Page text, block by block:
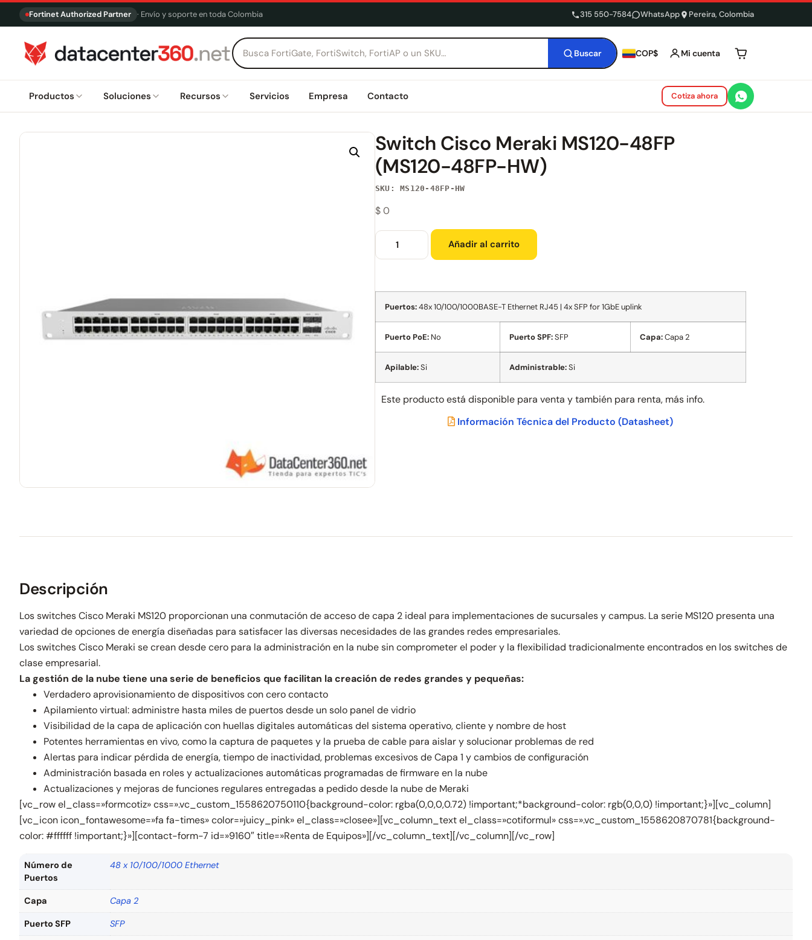
Fortinet Authorized Partner · Envío y soporte en toda Colombia 315 550-7584 WhatsApp Pereira, Colombia
Buscar COP$ Mi cuenta Tu carrito está
Productos Soluciones Recursos Servicios Empresa Contacto Cotiza ahora
Switch Cisco Meraki MS120-48FP
(MS120-48FP-HW)
SKU: MS120-48FP-HW
$0
Añadir al carrito
Puertos:48x 10/100/1000BASE-T Ethernet RJ45 | 4x SFP for 1GbE uplink
Puerto PoE:No Puerto SPF:SFP Capa:Capa 2
Apilable:Si Administrable:Si
Este producto está disponible para venta y también para renta, más info.
Información Técnica del Producto(Datasheet)
Descripción
Los switches Cisco Meraki MS120 proporcionan una conmutación de acceso de capa 2 ideal para implementaciones de sucursales y campus. La serie MS120 presenta una
variedad de opciones de energía diseñadas para satisfacer las diversas necesidades de las grandes redes empresariales.
Los switches Cisco Meraki se crean desde cero para la administración en la nube sin comprometer el poder y la flexibilidad tradicionalmente encontrados en los switches de
clase empresarial.
La gestión de la nube tiene una serie de beneficios que facilitan la creación de redes grandes y pequeñas:
Verdadero aprovisionamiento de dispositivos con cero contacto
Apilamiento virtual: administre hasta miles de puertos desde un solo panel de vidrio
Visibilidad de la capa de aplicación con huellas digitales automáticas del sistema operativo, cliente y nombre de host
Potentes herramientas en vivo, como la captura de paquetes y la prueba de cable para aislar y solucionar problemas de red
Alertas para indicar pérdida de energía, tiempo de inactividad, problemas excesivos de Capa 1 y cambios de configuración
Administración basada en roles y actualizaciones automáticas programadas de firmware en la nube
Actualizaciones y mejoras de funciones regulares entregadas a pedido desde la nube de Meraki
[vc_row el_class=»formcotiz» css=».vc_custom_1558620750110{background-color: rgba(0,0,0,0.72) !important;*background-color: rgb(0,0,0) !important;}»][vc_column]
[vc_icon icon_fontawesome=»fa fa-times» color=»juicy_pink» el_class=»closee»][vc_column_text el_class=»cotiformul» css=».vc_custom_1558620870781{background-
color: #ffffff !important;}»][contact-form-7 id=»9160″ title=»Renta de Equipos»][/vc_column_text][/vc_column][/vc_row]
Número de
Puertos
48 x 10/100/1000 Ethernet
Capa Capa 2
Puerto SFP SFP